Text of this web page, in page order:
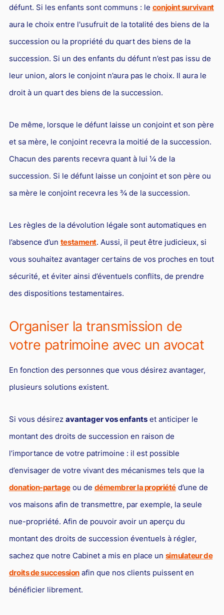
défunt. Si les enfants sont communs : le conjoint survivant
aura le choix entre l'usufruit de la totalité des biens de la
succession ou la propriété du quart des biens de la
succession. Si un des enfants du défunt n’est pas issu de
leur union, alors le conjoint n’aura pas le choix. Il aura le
droit à un quart des biens de la succession.
De même, lorsque le défunt laisse un conjoint et son père
et sa mère, le conjoint recevra la moitié de la succession.
Chacun des parents recevra quant à lui ¼ de la
succession. Si le défunt laisse un conjoint et son père ou
sa mère le conjoint recevra les ¾ de la succession.
Les règles de la dévolution légale sont automatiques en
l’absence d’un testament. Aussi, il peut être judicieux, si
vous souhaitez avantager certains de vos proches en tout
sécurité, et éviter ainsi d’éventuels conflits, de prendre
des dispositions testamentaires.
Organiser la transmission de
votre patrimoine avec un avocat
En fonction des personnes que vous désirez avantager,
plusieurs solutions existent.
Si vous désirez avantager vos enfantset anticiper le
montant des droits de succession en raison de
l’importance de votre patrimoine : il est possible
d’envisager de votre vivant des mécanismes tels que la
donation-partageou de démembrer la propriétéd’une de
vos maisons afin de transmettre, par exemple, la seule
nue-propriété. Afin de pouvoir avoir un aperçu du
montant des droits de succession éventuels à régler,
sachez que notre Cabinet a mis en place un simulateur de
droits de successionafin que nos clients puissent en
bénéficier librement.